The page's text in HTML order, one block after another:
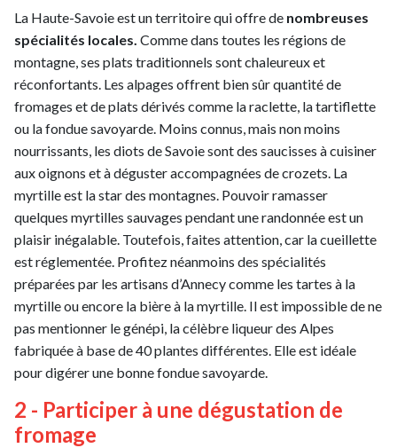
La Haute-Savoie est un territoire qui offre de nombreuses
spécialités locales. Comme dans toutes les régions de
montagne, ses plats traditionnels sont chaleureux et
réconfortants. Les alpages offrent bien sûr quantité de
fromages et de plats dérivés comme la raclette, la tartiflette
ou la fondue savoyarde. Moins connus, mais non moins
nourrissants, les diots de Savoie sont des saucisses à cuisiner
aux oignons et à déguster accompagnées de crozets. La
myrtille est la star des montagnes. Pouvoir ramasser
quelques myrtilles sauvages pendant une randonnée est un
plaisir inégalable. Toutefois, faites attention, car la cueillette
est réglementée. Profitez néanmoins des spécialités
préparées par les artisans d’Annecy comme les tartes à la
myrtille ou encore la bière à la myrtille. Il est impossible de ne
pas mentionner le génépi, la célèbre liqueur des Alpes
fabriquée à base de 40 plantes différentes. Elle est idéale
pour digérer une bonne fondue savoyarde.
2 - Participer à une dégustation de
fromage